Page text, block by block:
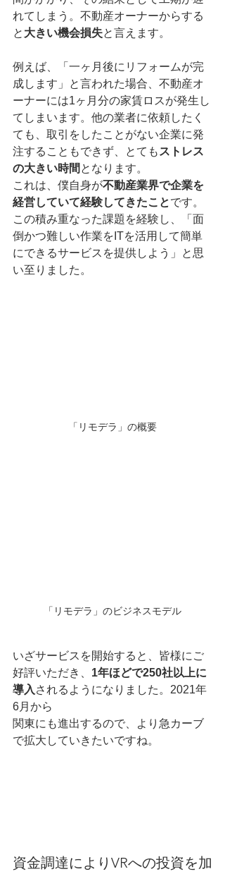
れてしまう。不動産オーナーからする
と 大きい機会損失と言えます。
例えば、「一ヶ月後にリフォームが完
成します」と言われた場合、不動産オ
ーナーには1ヶ月分の家賃ロスが発生し
てしまいます。他の業者に依頼したく
ても、取引をしたことがない企業に発
注することもできず、とても ストレス
の大きい時間 となります。
これは、僕自身が不動産業界で企業を
経営していて経験してきたことです。
この積み重なった課題を経験し、「面
倒かつ難しい作業をITを活用して簡単
にできるサービスを提供しよう」と思
い至りました。
「リモデラ」の概要
「リモデラ」のビジネスモデル
いざサービスを開始すると、皆様にご
好評いただき、 1年ほどで250社以上に
導入されるようになりました。2021年
6月から
関東にも進出するので、より急カーブ
で拡大していきたいですね。
資金調達によりVRへの投資を加